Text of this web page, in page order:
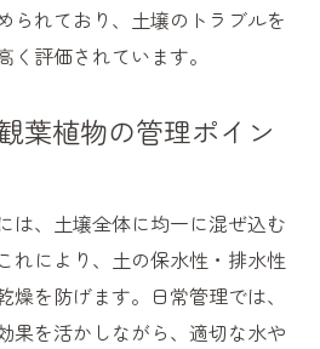
られており、土壌のトラブルを
評価されています。
葉植物の管理ポイン
は、土壌全体に均一に混ぜ込む
れにより、土の保水性・排水性
燥を防げます。日常管理では、
果を活かしながら、適切な水や